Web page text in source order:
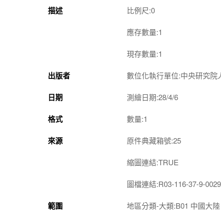
描述 比例尺:0
應存數量:1
現存數量:1
出版者 數位化執行單位:中央研究
日期 測繪日期:28/4/6
格式 數量:1
來源 原件典藏箱號:25
縮圖連結:TRUE
圖檔連結:R03-116-37-9-0029
範圍 地區分類-大類:B01 中國大陸